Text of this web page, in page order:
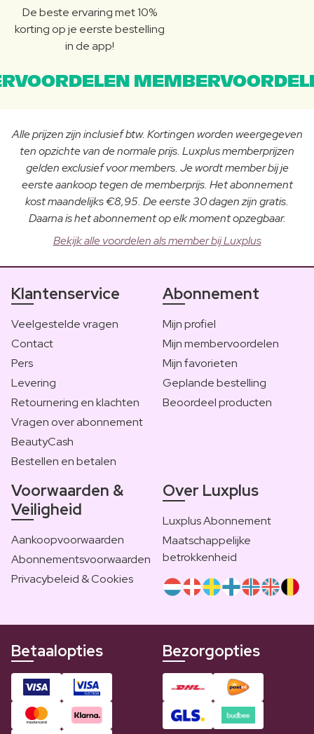
De beste ervaring met 10%
korting op je eerste bestelling
in de app!
Alle prijzen zijn inclusief btw. Kortingen worden weergegeven
ten opzichte van de normale prijs. Luxplus memberprijzen
gelden exclusief voor members. Je wordt member bij je
eerste aankoop tegen de memberprijs. Het abonnement
kost maandelijks €8,95. De eerste 30 dagen zijn gratis.
Daarna is het abonnement op elk moment opzegbaar.
Bekijk alle voordelen als member bij Luxplus
Klantenservice
Veelgestelde vragen
Contact
Pers
Levering
Retournering en klachten
Vragen over abonnement
BeautyCash
Bestellen en betalen
Abonnement
Mijn profiel
Mijn membervoordelen
Mijn favorieten
Geplande bestelling
Beoordeel producten
Voorwaarden &
Veiligheid
Aankoopvoorwaarden
Abonnementsvoorwaarden
Privacybeleid & Cookies
Over Luxplus
Luxplus Abonnement
Maatschappelijke
betrokkenheid
Betaalopties Bezorgopties